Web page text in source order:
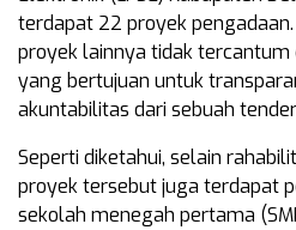
terdapat 22 proyek
proyek lainnya tidak
yang bertujuan untuk
akuntabilitas dari sebuah
Seperti diketahui, selain
proyek tersebut juga terdapat
sekolah menegah pertama